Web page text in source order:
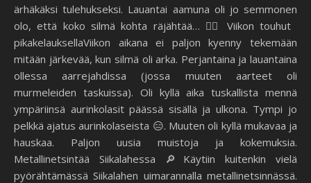
ärhäkäksi tulehukseksi. Lauantai aamuna oli jo semmonen
olo, että koko silmä kohta räjähtää… 😵‍💫 Viikon touhut
pikakelauksellaViikon aikana ei paljon kyenny tekemään
mitään järkevää, kun silmä oli arka. Perjantaina ja lauantaina
ollessa aarrejahdissa (jossa muuten aarteet oli
murmeleiden taskuissa). Oli kyllä aika tuskallista mennä
ympäriinsä aurinkolasit päässä sisällä ja ulkona. Tympi jo
pelkkä ajatus aurinkolaseista 😑. Muuten oli kyllä mukavaa ja
hauskaa. Paljon uusia muistoja ja kokemuksia.
Metallinetsintää Siikalahessa 🔎Käytiin kuitenkin vielä
pyörähtämässä Siikalahen uimarannalla metallinetsinnässä.